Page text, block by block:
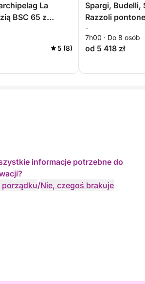
La
BSC 65 z
8 godzin)
5 (8)
Spargi, Budelli,
Razzoli
-
7h00 · Do 8 osób
od 5 418 zł
informacje potrzebne do
porządku/Nie, czegoś brakuje